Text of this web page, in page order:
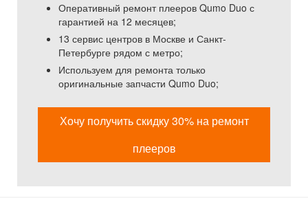
Оперативный ремонт плееров Qumo Duo с
гарантией на 12 месяцев;
13 сервис центров в Москве и Санкт-
Петербурге рядом с метро;
Используем для ремонта только
оригинальные запчасти Qumo Duo;
Хочу получить скидку 30% на ремонт
плееров